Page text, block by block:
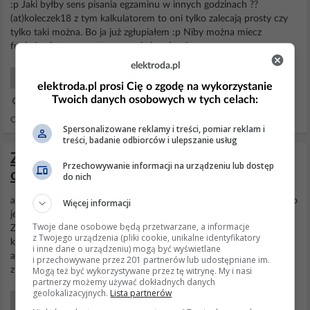
:p Jaki byłby sens pisania egzaminu w innych godzinach ??
(at)koleczek18 z tym kalkulatorem to oni tylko zalecają prosty czy
tylko taki można. Bo ja już zgłupiałem :p Niby można miecz
funkcjami trygonometrycznymi ale zalecają...
12 Sty 2017 17:34
Odpowiedzi: 415 Wyświetleń: 101166
Zasilacz z regulacją napięcia i
ograniczeniem prądu na L200
aksakal w tym układzie są błędy - wzmacniacz kontroluje prad tylko
jednego tranzystora i pracuje w układzie wtórnika - nie wzmacnia.
Znalazłem schemat który łaczy rozwiązanie z Figure 23 noty
katalogowej i zewnętrzny tranzystor PNP - Figure 29 noty
aplikacyjnej EDIT: widzę że zanim odkopałem ten schemat to
zulusj23 juz o nim napisał, szkoda, że nie...
Początkujący Elektronicy
elektroda.pl
elektroda.pl prosi Cię o zgodę na wykorzystanie
Twoich danych osobowych w tych celach:
Spersonalizowane reklamy i treści, pomiar reklam i
treści, badanie odbiorców i ulepszanie usług
Przechowywanie informacji na urządzeniu lub dostęp
do nich
Więcej informacji
Twoje dane osobowe będą przetwarzane, a informacje
z Twojego urządzenia (pliki cookie, unikalne identyfikatory
i inne dane o urządzeniu) mogą być wyświetlane
i przechowywane przez 201 partnerów lub udostępniane im.
Mogą też być wykorzystywane przez tę witrynę. My i nasi
partnerzy możemy używać dokładnych danych
geolokalizacyjnych. Lista partnerów